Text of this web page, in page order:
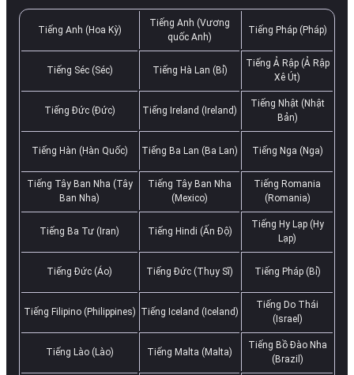
Tiếng Anh (Hoa Kỳ)
Tiếng Anh (Vương
quốc Anh)
Tiếng Pháp (Pháp)
Tiếng Séc (Séc) Tiếng Hà Lan (Bỉ)
Tiếng Ả Rập (Ả Rập
Xê Út)
Tiếng Đức (Đức) Tiếng Ireland (Ireland)
Tiếng Nhật (Nhật
Bản)
Tiếng Hàn (Hàn Quốc) Tiếng Ba Lan (Ba Lan) Tiếng Nga (Nga)
Tiếng Tây Ban Nha (Tây
Ban Nha)
Tiếng Tây Ban Nha
(Mexico)
Tiếng Romania
(Romania)
Tiếng Ba Tư (Iran) Tiếng Hindi (Ấn Độ)
Tiếng Hy Lạp (Hy
Lạp)
Tiếng Đức (Áo) Tiếng Đức (Thụy Sĩ) Tiếng Pháp (Bỉ)
Tiếng Filipino (Philippines) Tiếng Iceland (Iceland)
Tiếng Do Thái
(Israel)
Tiếng Lào (Lào) Tiếng Malta (Malta)
Tiếng Bồ Đào Nha
(Brazil)